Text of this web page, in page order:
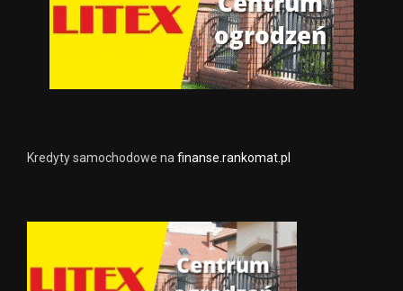
Kredyty samochodowe na finanse.rankomat.pl